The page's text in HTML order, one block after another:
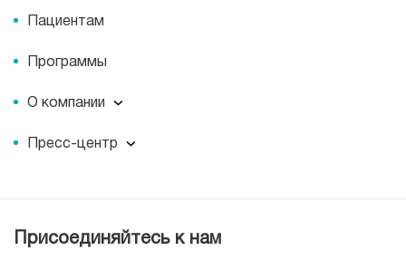
Пациентам
Программы
О компании
Отзывы
Лицензии
Пресс-центр
Журнал для пациентов «МЕДСИ СЕГОДНЯ»
Присоединяйтесь к нам